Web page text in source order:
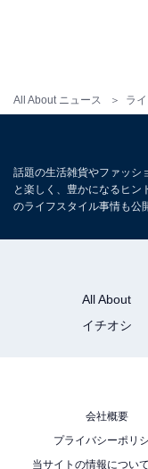
All About ニュース ラ
6:00〜翌2:00（最終
宿泊可否
宿泊：不可（日帰
【埼
泉5
話題の生活雑貨やファッシ
と楽しく、豊かになるヒン
のライフスタイル事情も公
All About
イチオシ
会社概要
プライバシーポリ
当サイトの情報につい